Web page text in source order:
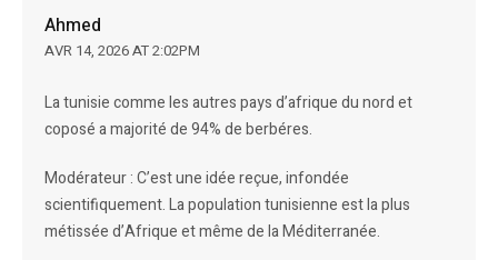
Ahmed
AVR 14, 2026 AT 2:02PM
La tunisie comme les autres pays d’afrique du nord et
coposé a majorité de 94% de berbéres.
Modérateur : C’est une idée reçue, infondée
scientifiquement. La population tunisienne est la plus
métissée d’Afrique et même de la Méditerranée.